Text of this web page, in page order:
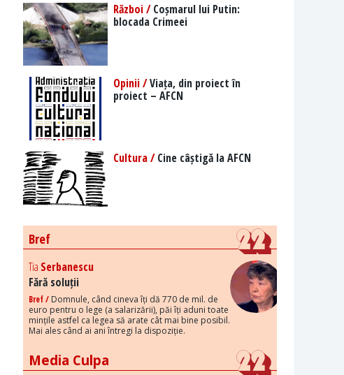
Război /Coșmarul lui Putin:
blocada Crimeei
Opinii /Viața, din proiect în
proiect – AFCN
Cultura /Cine câștigă la AFCN
Bref
Tia Serbanescu
Fără soluții
Bref / Domnule, când cineva îți dă 770 de mil. de
euro pentru o lege (a salarizării), păi îți aduni toate
mințile astfel ca legea să arate cât mai bine posibil.
Mai ales când ai ani întregi la dispoziție.
Media Culpa